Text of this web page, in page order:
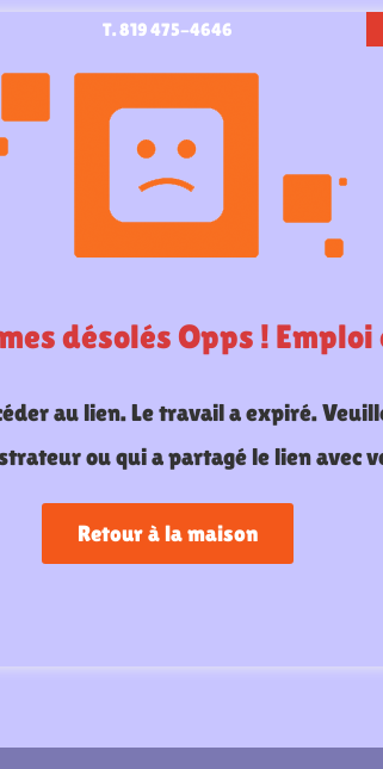
T. 819 475-4646
désolés Opps !
au lien. Le travail a expiré.
ou qui a partagé le lien avec
Retour à la maison